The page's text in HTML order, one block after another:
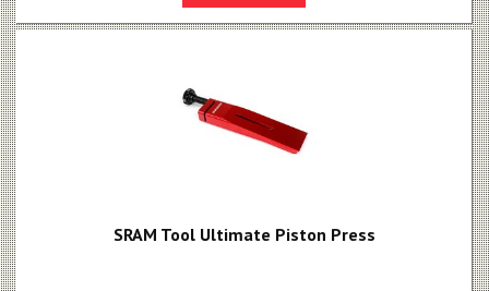
SRAM Tool Ultimate Piston Press